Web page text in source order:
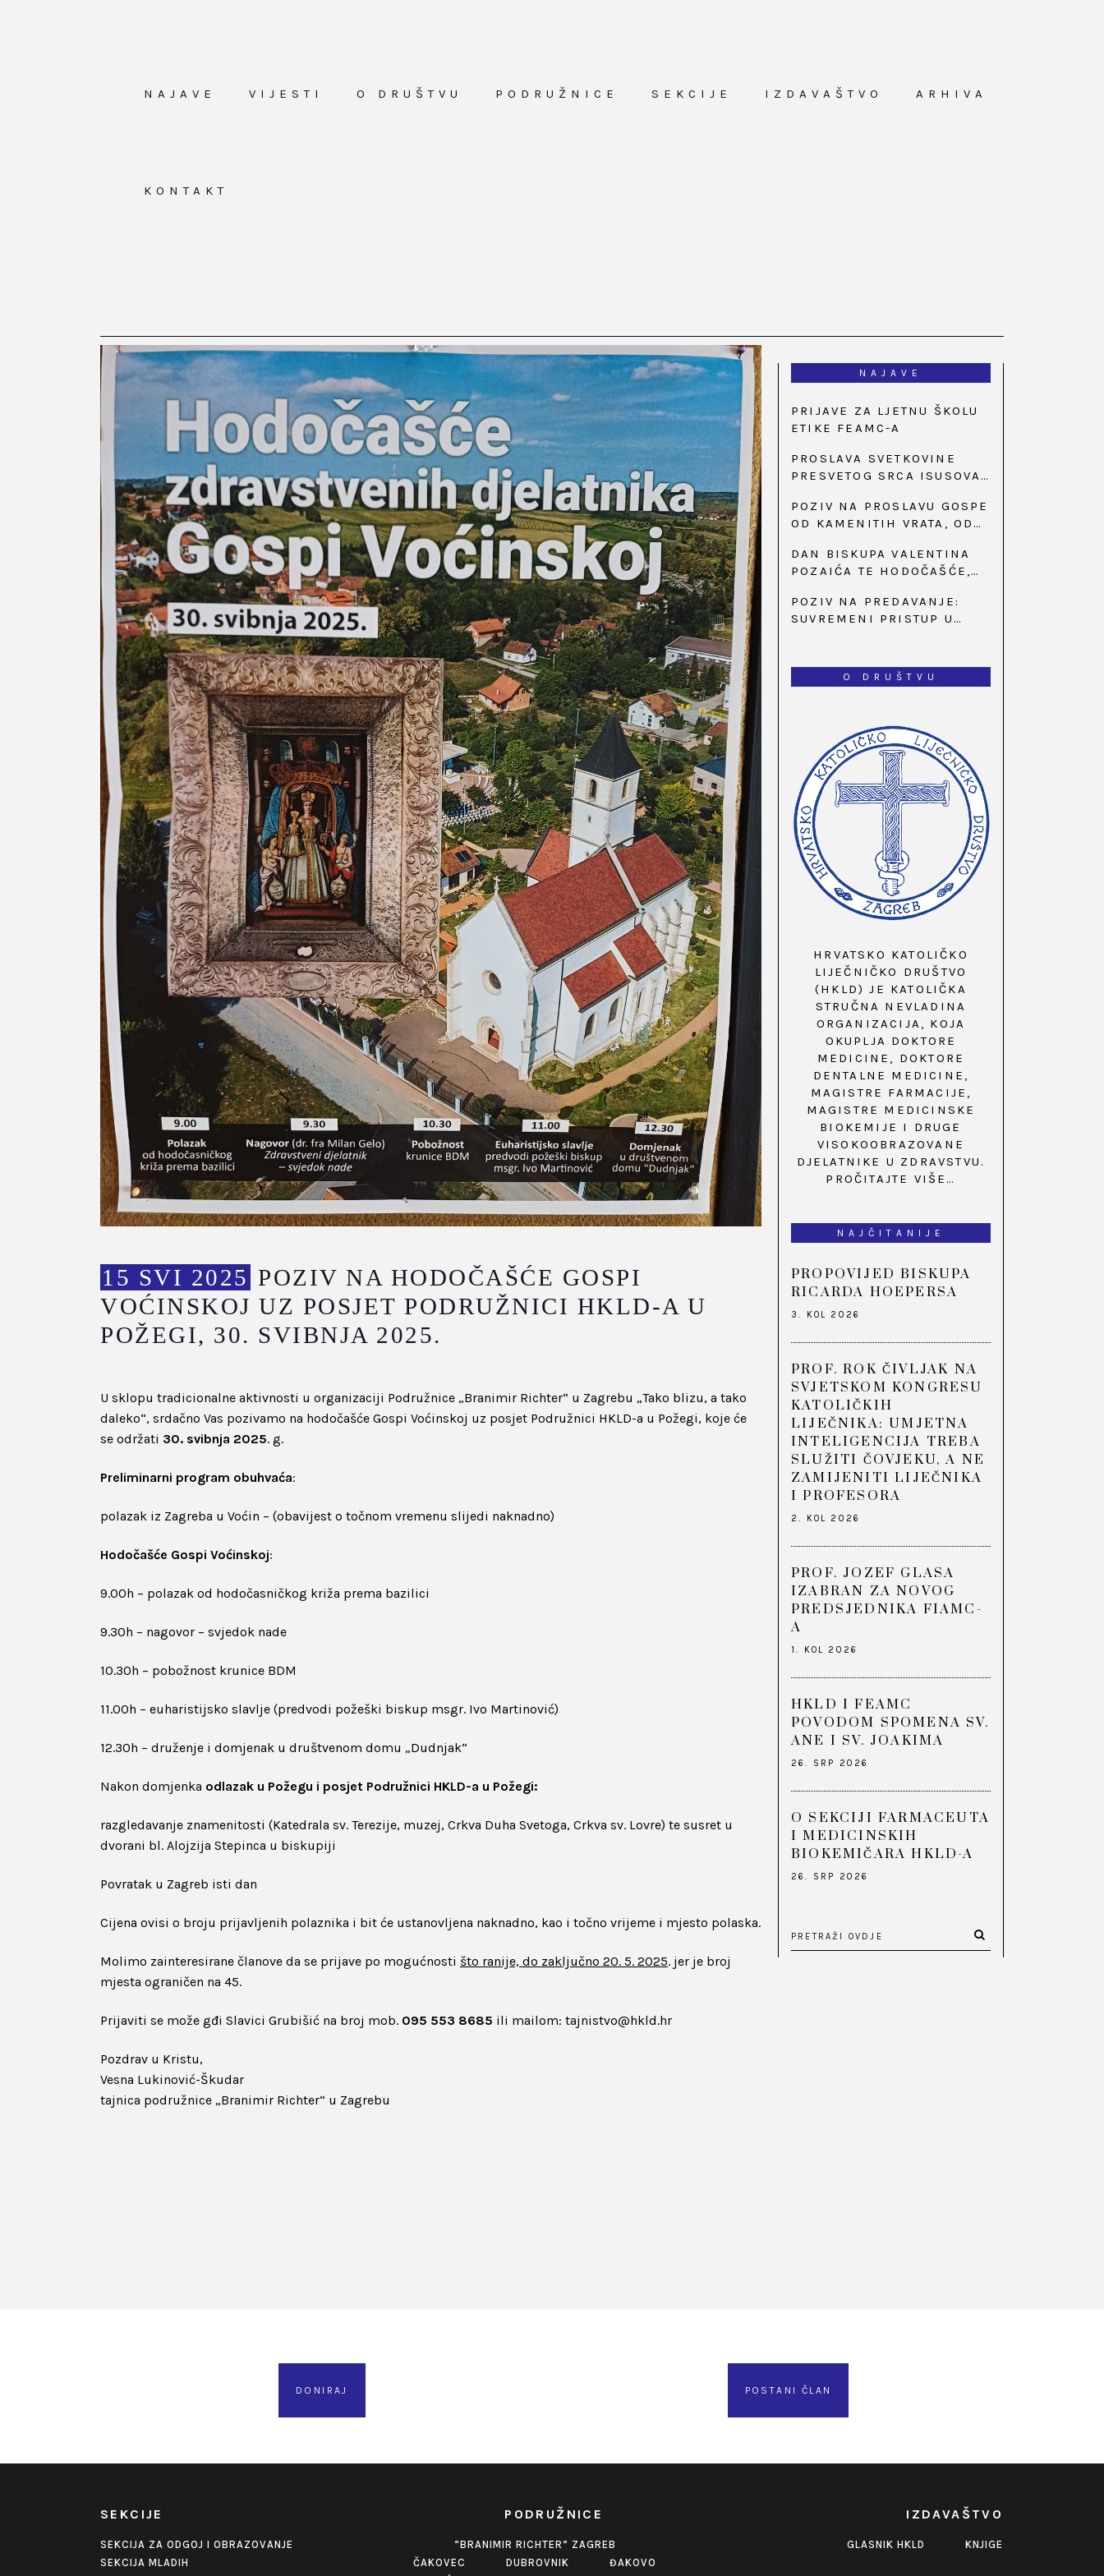
NAJAVE VIJESTI O DRUŠTVU PODRUŽNICE SEKCIJE IZDAVAŠTVO ARHIVA
KONTAKT
15 SVI 2025 POZIV NA HODOČAŠĆE GOSPI
VOĆINSKOJ UZ POSJET PODRUŽNICI HKLD-A U
POŽEGI, 30. SVIBNJA 2025.
U sklopu tradicionalne aktivnosti u organizaciji Podružnice „Branimir Richter“ u Zagrebu „Tako blizu, a tako
daleko“, srdačno Vas pozivamo na hodočašće Gospi Voćinskoj uz posjet Podružnici HKLD-a u Požegi, koje će
se održati 30. svibnja 2025. g.
Preliminarni program obuhvaća:
polazak iz Zagreba u Voćin – (obavijest o točnom vremenu slijedi naknadno)
Hodočašće Gospi Voćinskoj:
9.00h – polazak od hodočasničkog križa prema bazilici
9.30h – nagovor – svjedok nade
10.30h – pobožnost krunice BDM
11.00h – euharistijsko slavlje (predvodi požeški biskup msgr. Ivo Martinović)
12.30h – druženje i domjenak u društvenom domu „Dudnjak“
Nakon domjenka odlazak u Požegu i posjet Podružnici HKLD-a u Požegi:
razgledavanje znamenitosti (Katedrala sv. Terezije, muzej, Crkva Duha Svetoga, Crkva sv. Lovre) te susret u
dvorani bl. Alojzija Stepinca u biskupiji
Povratak u Zagreb isti dan
Cijena ovisi o broju prijavljenih polaznika i bit će ustanovljena naknadno, kao i točno vrijeme i mjesto polaska.
Molimo zainteresirane članove da se prijave po mogućnosti što ranije, do zaključno 20. 5. 2025. jer je broj
mjesta ograničen na 45.
Prijaviti se može gđi Slavici Grubišić na broj mob. 095 553 8685 ili mailom: tajnistvo@hkld.hr
Pozdrav u Kristu,
Vesna Lukinović-Škudar
tajnica podružnice „Branimir Richter“ u Zagrebu
NAJAVE
PRIJAVE ZA LJETNU ŠKOLU
ETIKE FEAMC-A
PROSLAVA SVETKOVINE
PRESVETOG SRCA ISUSOVA
PALMOTIĆEVOJ
POZIV NA PROSLAVU GOSPE
OD KAMENITIH VRATA, OD
DAN BISKUPA VALENTINA
POZAIĆA TE HODOČAŠĆE,
OBLJETNICA OSNIVANJA
HKLD-A, U MARIJI BISTRICI,
POZIV NA PREDAVANJE:
SUVREMENI PRISTUP U
O DRUŠTVU
HRVATSKO KATOLIČKO
LIJEČNIČKO DRUŠTVO
(HKLD) JE KATOLIČKA
STRUČNA NEVLADINA
ORGANIZACIJA, KOJA
OKUPLJA DOKTORE
MEDICINE, DOKTORE
DENTALNE MEDICINE,
MAGISTRE FARMACIJE,
MAGISTRE MEDICINSKE
BIOKEMIJE I DRUGE
VISOKOOBRAZOVANE
DJELATNIKE U ZDRAVSTVU.
PROČITAJTE VIŠE…
NAJČITANIJE
PROPOVIJED BISKUPA
RICARDA HOEPERSA
3. KOL 2026
PROF. ROK ČIVLJAK NA
SVJETSKOM KONGRESU
KATOLIČKIH
LIJEČNIKA: UMJETNA
INTELIGENCIJA TREBA
SLUŽITI ČOVJEKU, A NE
ZAMIJENITI LIJEČNIKA
I PROFESORA
2. KOL 2026
PROF. JOZEF GLASA
IZABRAN ZA NOVOG
PREDSJEDNIKA FIAMC-
A
1. KOL 2026
HKLD I FEAMC
POVODOM SPOMENA SV.
ANE I SV. JOAKIMA
26. SRP 2026
O SEKCIJI FARMACEUTA
I MEDICINSKIH
BIOKEMIČARA HKLD-A
26. SRP 2026
DONIRAJ POSTANI ČLAN
SEKCIJE
SEKCIJA ZA ODGOJ I OBRAZOVANJE
SEKCIJA MLADIH
PODRUŽNICE
“BRANIMIR RICHTER” ZAGREB
ČAKOVEC
DUBROVNIK
ĐAKOVO
IZDAVAŠTVO
GLASNIK HKLD KNJIGE